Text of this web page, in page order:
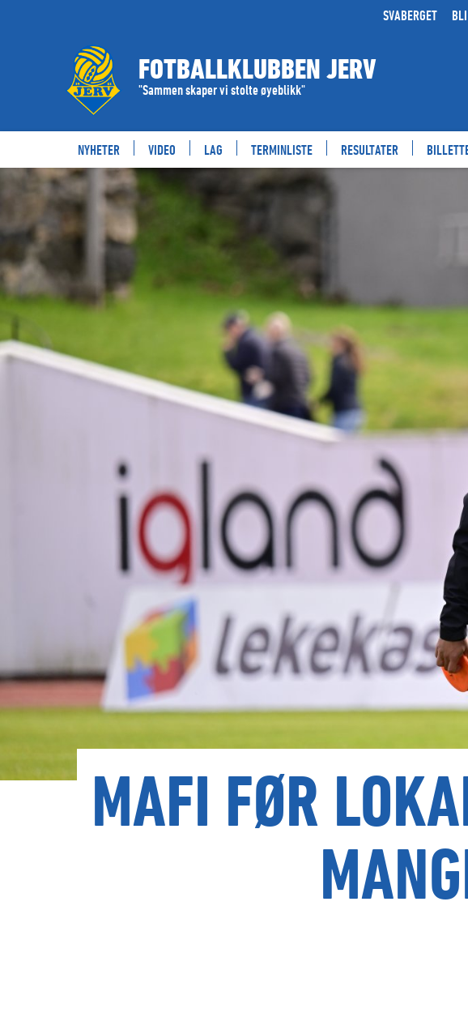
SVABERGET
FOTBALLKLUBBEN JERV
"Sammen skaper vi stolte øyeblikk"
NYHETER VIDEO LAG TERMINLISTE RESULTATER
MAFI FØR